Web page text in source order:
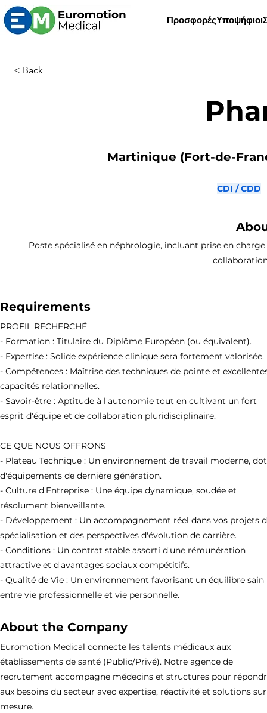
ΠροσφορέςΥποψήφιοι
< Back
Martinique (Fort-de-
CDI / CDD
Poste spécialisé en néphrologie, incluant prise en
Requirements
PROFIL RECHERCHÉ
- Formation : Titulaire du Diplôme Européen (ou équivalent).
- Expertise : Solide expérience clinique sera fortement valorisée.
- Compétences : Maîtrise des techniques de pointe et
capacités relationnelles.
- Savoir-être : Aptitude à l'autonomie tout en cultivant un fort
esprit d'équipe et de collaboration pluridisciplinaire.
CE QUE NOUS OFFRONS
- Plateau Technique : Un environnement de travail moderne,
d'équipements de dernière génération.
- Culture d'Entreprise : Une équipe dynamique, soudée et
résolument bienveillante.
- Développement : Un accompagnement réel dans vos projets
spécialisation et des perspectives d'évolution de carrière.
- Conditions : Un contrat stable assorti d'une rémunération
attractive et d'avantages sociaux compétitifs.
- Qualité de Vie : Un environnement favorisant un équilibre sain
entre vie professionnelle et vie personnelle.
About the Company
Euromotion Medical connecte les talents médicaux aux
établissements de santé (Public/Privé). Notre agence de
recrutement accompagne médecins et structures pour
aux besoins du secteur avec expertise, réactivité et solutions sur
mesure.